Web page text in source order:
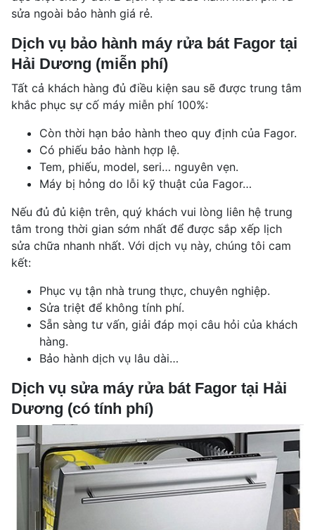
sửa ngoài bảo hành giá rẻ.
Dịch vụ bảo hành máy rửa bát Fagor tại
Hải Dương (miễn phí)
Tất cả khách hàng đủ điều kiện sau sẽ được trung tâm
khắc phục sự cố máy miễn phí 100%:
Còn thời hạn bảo hành theo quy định của Fagor.
Có phiếu bảo hành hợp lệ.
Tem, phiếu, model, seri… nguyên vẹn.
Máy bị hỏng do lỗi kỹ thuật của Fagor…
Nếu đủ đủ kiện trên, quý khách vui lòng liên hệ trung
tâm trong thời gian sớm nhất để được sắp xếp lịch
sửa chữa nhanh nhất. Với dịch vụ này, chúng tôi cam
kết:
Phục vụ tận nhà trung thực, chuyên nghiệp.
Sửa triệt để không tính phí.
Sẵn sàng tư vấn, giải đáp mọi câu hỏi của khách
hàng.
Bảo hành dịch vụ lâu dài…
Dịch vụ sửa máy rửa bát Fagor tại Hải
Dương (có tính phí)